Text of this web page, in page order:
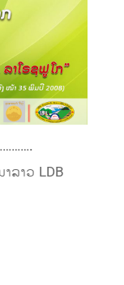
ລາວ LDB